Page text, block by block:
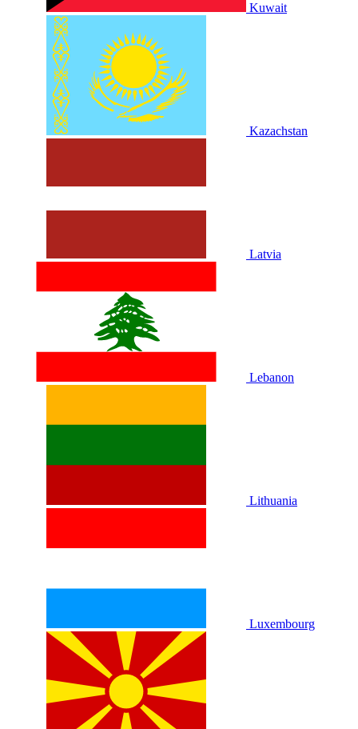
Kuwait
Kazachstan
Latvia
Lebanon
Lithuania
Luxembourg